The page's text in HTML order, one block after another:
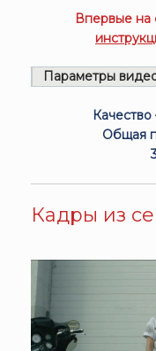
Впервые на
Параметры
Общая
Кадры из